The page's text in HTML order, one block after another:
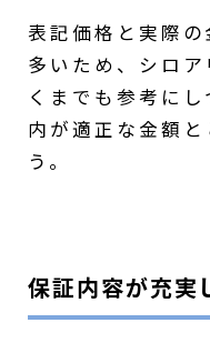
表記価格と実際
多いため、シロ
くまでも参考に
内が適正な金額
う。
保証内容が充実